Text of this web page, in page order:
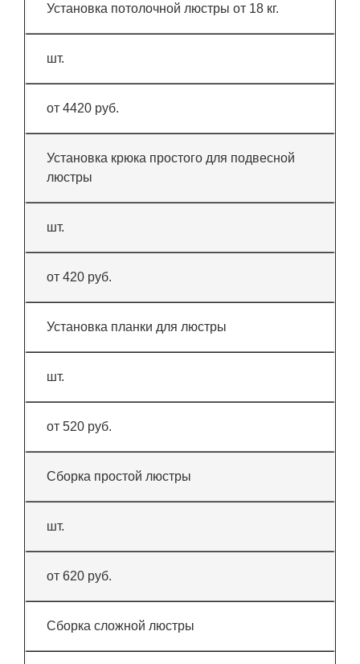
Установка потолочной люстры от 18 кг.
шт.
от 4420 руб.
Установка крюка простого для подвесной
люстры
шт.
от 420 руб.
Установка планки для люстры
шт.
от 520 руб.
Сборка простой люстры
шт.
от 620 руб.
Сборка сложной люстры